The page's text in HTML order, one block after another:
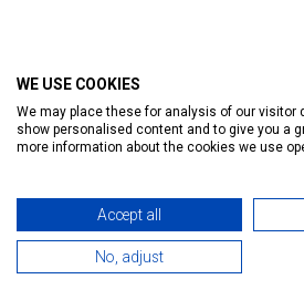
WE USE COOKIES
We may place these for analysis of our visitor
show personalised content and to give you a
more information about the cookies we use
Accept all
No, adjust
MediaGum|Cookie renewals